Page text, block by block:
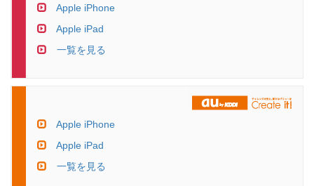
Apple iPhone
Apple iPad
一覧を見る
Apple iPhone
Apple iPad
一覧を見る